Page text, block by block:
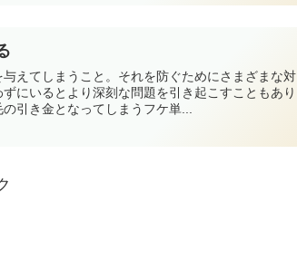
えてしまうこと。それを防ぐためにさまざまな対
にいるとより深刻な問題を引き起こすこともあり
引き金となってしまうフケ単...